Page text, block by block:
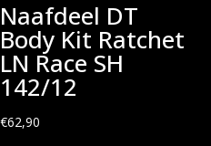
Naafdeel DT
Body Kit Ratchet
LN Race SH
142/12
€62,90